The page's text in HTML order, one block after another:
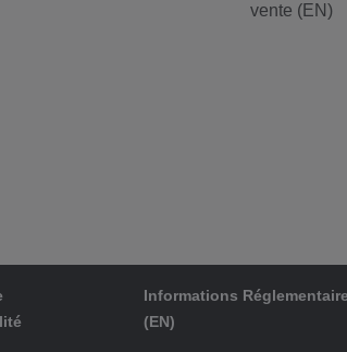
vente (EN)
Informations
(EN)